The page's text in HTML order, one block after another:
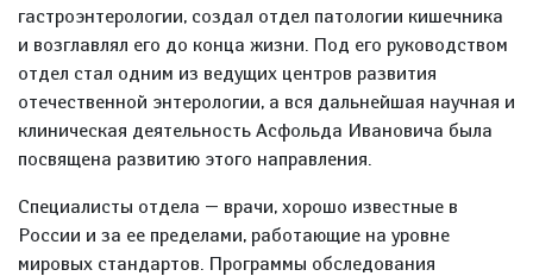
гастроэнтерологии, создал отдел патологии кишечника
и возглавлял его до конца жизни. Под его руководством
отдел стал одним из ведущих центров развития
отечественной энтерологии, а вся дальнейшая научная и
клиническая деятельность Асфольда Ивановича была
посвящена развитию этого направления.
Специалисты отдела — врачи, хорошо известные в
России и за ее пределами, работающие на уровне
мировых стандартов. Программы обследования